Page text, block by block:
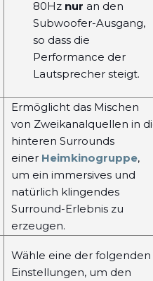
80Hz nur an den
Subwoofer-Ausgang,
so dass die
Performance der
Lautsprecher steigt.
Ermöglicht das Mischen
von Zweikanalquellen in
hinteren Surrounds
einer Heimkinogruppe,
um ein immersives und
natürlich klingendes
Surround-Erlebnis zu
erzeugen.
Wähle eine der folgenden
Einstellungen, um den